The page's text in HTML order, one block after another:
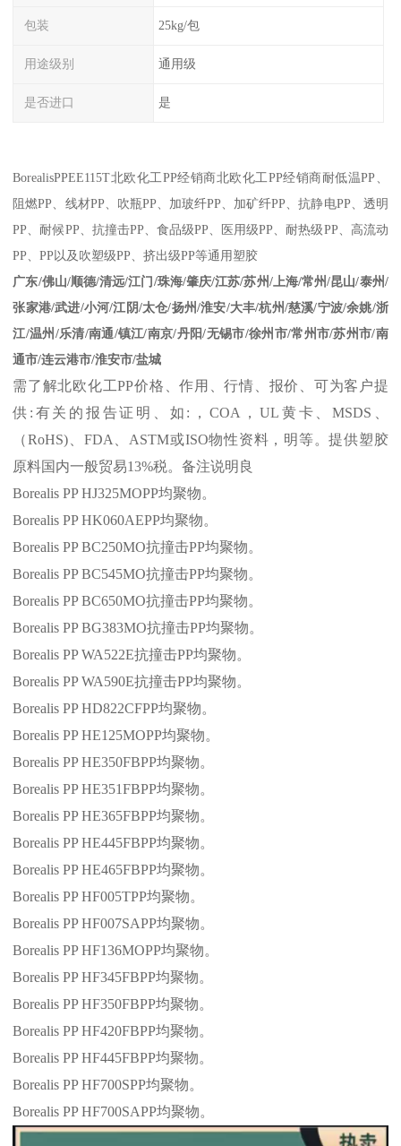
包装 25kg/包
用途级别 通用级
是否进口 是
BorealisPPEE115T北欧化工PP经销商北欧化工PP经销商耐低温PP、
阻燃PP、线材PP、吹瓶PP、加玻纤PP、加矿纤PP、抗静电PP、透明
PP、耐候PP、抗撞击PP、食品级PP、医用级PP、耐热级PP、高流动
PP、PP以及吹塑级PP、挤出级PP等通用塑胶
广东/佛山/顺德/清远/江门 /珠海/肇庆/江苏/苏州/上海/常州/昆山/泰州/
张家港/武进/小河/江阴/太仓/扬州/淮安/大丰/杭州/慈溪/宁波/余姚/浙
江/温州/乐清/南通/镇江/南京/丹阳/无锡市/徐州市/常州市/苏州市/南
通市/连云港市/淮安市/盐城
需了解北欧化工PP价格、作用、行情、报价、可为客户提
供 : 有关的报告证明、如 : ， COA，UL 黄卡、 MSDS 、
（RoHS)、 FDA、ASTM或ISO物性资料，明等。提供塑胶
原料国内一般贸易13%税。备注说明良
Borealis PP HJ325MOPP均聚物。
Borealis PP HK060AEPP均聚物。
Borealis PP BC250MO抗撞击PP均聚物。
Borealis PP BC545MO抗撞击PP均聚物。
Borealis PP BC650MO抗撞击PP均聚物。
Borealis PP BG383MO抗撞击PP均聚物。
Borealis PP WA522E抗撞击PP均聚物。
Borealis PP WA590E抗撞击PP均聚物。
Borealis PP HD822CFPP均聚物。
Borealis PP HE125MOPP均聚物。
Borealis PP HE350FBPP均聚物。
Borealis PP HE351FBPP均聚物。
Borealis PP HE365FBPP均聚物。
Borealis PP HE445FBPP均聚物。
Borealis PP HE465FBPP均聚物。
Borealis PP HF005TPP均聚物。
Borealis PP HF007SAPP均聚物。
Borealis PP HF136MOPP均聚物。
Borealis PP HF345FBPP均聚物。
Borealis PP HF350FBPP均聚物。
Borealis PP HF420FBPP均聚物。
Borealis PP HF445FBPP均聚物。
Borealis PP HF700SPP均聚物。
Borealis PP HF700SAPP均聚物。